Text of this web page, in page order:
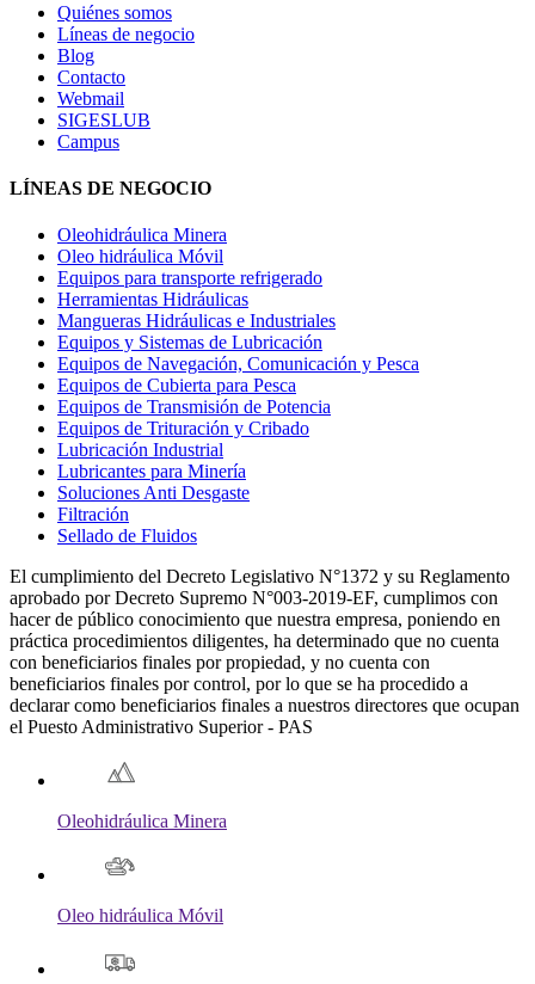
Quiénes somos
Líneas de negocio
Blog
Contacto
Webmail
SIGESLUB
Campus
LÍNEAS DE NEGOCIO
Oleohidráulica Minera
Oleo hidráulica Móvil
Equipos para transporte refrigerado
Herramientas Hidráulicas
Mangueras Hidráulicas e Industriales
Equipos y Sistemas de Lubricación
Equipos de Navegación, Comunicación y Pesca
Equipos de Cubierta para Pesca
Equipos de Transmisión de Potencia
Equipos de Trituración y Cribado
Lubricación Industrial
Lubricantes para Minería
Soluciones Anti Desgaste
Filtración
Sellado de Fluidos
El cumplimiento del Decreto Legislativo N°1372 y su Reglamento
aprobado por Decreto Supremo N°003-2019-EF, cumplimos con
hacer de público conocimiento que nuestra empresa, poniendo en
práctica procedimientos diligentes, ha determinado que no cuenta
con beneficiarios finales por propiedad, y no cuenta con
beneficiarios finales por control, por lo que se ha procedido a
declarar como beneficiarios finales a nuestros directores que ocupan
el Puesto Administrativo Superior - PAS
Oleohidráulica Minera
Oleo hidráulica Móvil